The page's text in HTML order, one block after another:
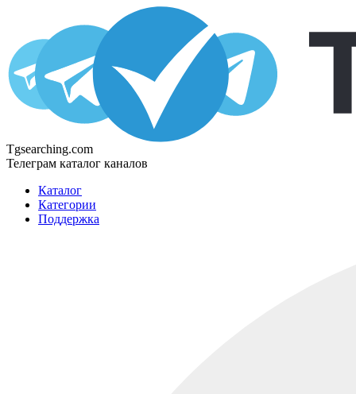
Tgsearching.com
Телеграм каталог каналов
Каталог
Категории
Поддержка